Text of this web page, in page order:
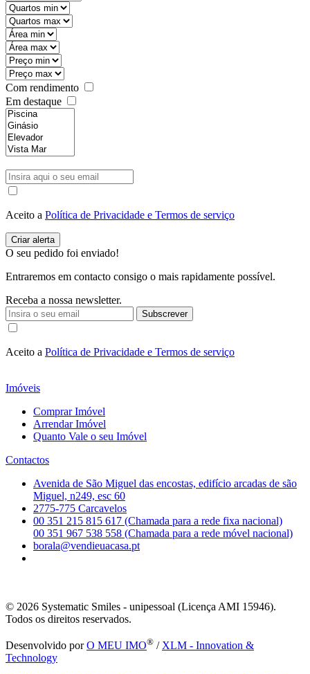
Com rendimento
Em destaque
Aceito a Política de Privacidade e Termos de serviço
O seu pedido foi enviado!
Entraremos em contacto consigo o mais rapidamente possível.
Receba a nossa newsletter.
Subscrever
Aceito a Política de Privacidade e Termos de serviço
Imóveis
Comprar Imóvel
Arrendar Imóvel
Quanto Vale o seu Imóvel
Contactos
Avenida de São Miguel das encostas, edifício arcadas de são
Miguel, n249, esc 60
2775-775 Carcavelos
00 351 215 815 617 (Chamada para a rede fixa nacional)
00 351 967 538 558 (Chamada para a rede móvel nacional)
borala@vendieuacasa.pt
© 2026 Systematic Smiles - unipessoal (Licença AMI 15946).
Todos os direitos reservados.
Desenvolvido porO MEU IMO® / XLM - Innovation &
Technology